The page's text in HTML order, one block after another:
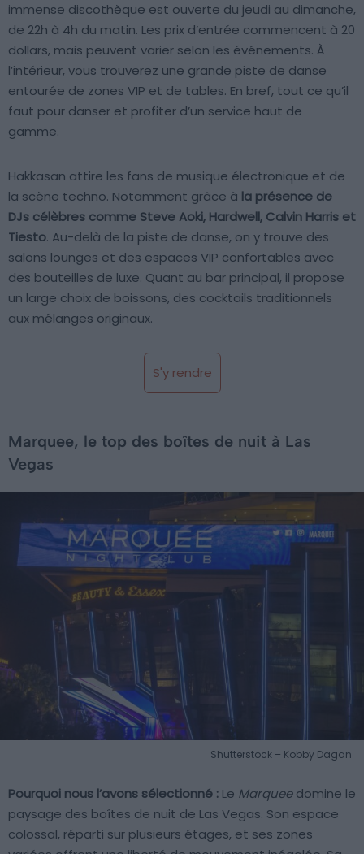
immense discothèque est ouverte du jeudi au dimanche,
de 22h à 4h du matin. Les prix d’entrée commencent à 20
dollars, mais peuvent varier selon les événements. À
l’intérieur, vous trouverez une grande piste de danse
entourée de zones VIP et de tables. En bref, tout ce qu’il
faut pour danser et profiter d’un service haut de
gamme.
Hakkasan attire les fans de musique électronique et de
la scène techno. Notamment grâce à la présence de
DJs célèbres comme Steve Aoki, Hardwell, Calvin Harris et
Tiesto. Au-delà de la piste de danse, on y trouve des
salons lounges et des espaces VIP confortables avec
des bouteilles de luxe. Quant au bar principal, il propose
un large choix de boissons, des cocktails traditionnels
aux mélanges originaux.
S'y rendre
Marquee, le top des boîtes de nuit à Las
Vegas
Shutterstock – Kobby Dagan
Pourquoi nous l’avons sélectionné : Le Marqueedomine le
paysage des boîtes de nuit de Las Vegas. Son espace
colossal, réparti sur plusieurs étages, et ses zones